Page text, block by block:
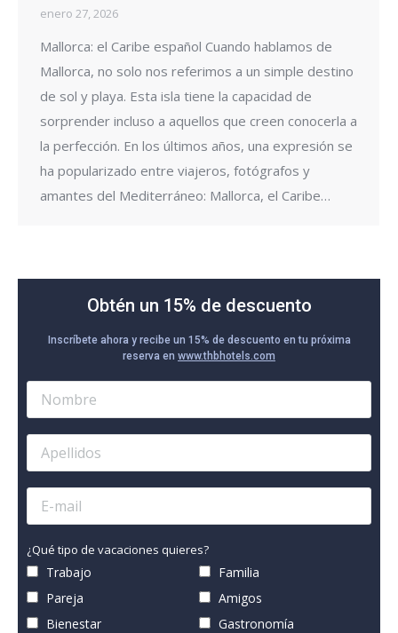
enero 27, 2026
Mallorca: el Caribe español Cuando hablamos de
Mallorca, no solo nos referimos a un simple destino
de sol y playa. Esta isla tiene la capacidad de
sorprender incluso a aquellos que creen conocerla a
la perfección. En los últimos años, una expresión se
ha popularizado entre viajeros, fotógrafos y
amantes del Mediterráneo: Mallorca, el Caribe…
Obtén un 15% de descuento
Inscríbete ahora y recibe un 15% de descuento en tu próxima
reserva en www.thbhotels.com
¿Qué tipo de vacaciones quieres?
Trabajo
Familia
Pareja
Amigos
Bienestar
Gastronomía